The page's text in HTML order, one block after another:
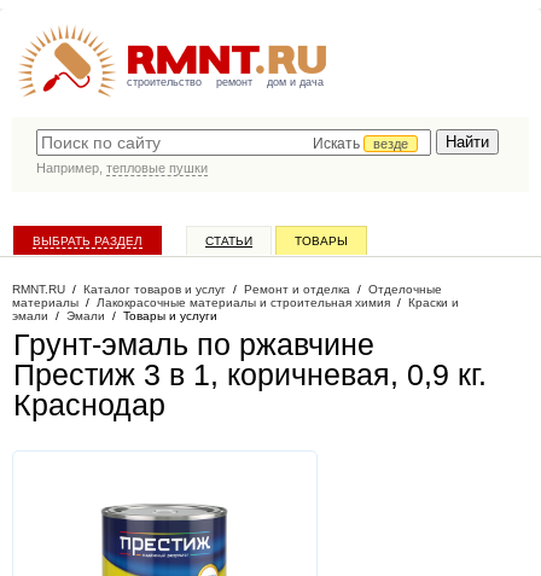
строительство ремонт дом и дача
Искать
везде
Например, тепловые пушки
ВЫБРАТЬ РАЗДЕЛ СТАТЬИ ТОВАРЫ
RMNT.RU / Каталог товаров и услуг / Ремонт и отделка / Отделочные
материалы / Лакокрасочные материалы и строительная химия / Краски и
эмали / Эмали / Товары и услуги
Грунт-эмаль по ржавчине
Престиж 3 в 1, коричневая, 0,9 кг.
Краснодар